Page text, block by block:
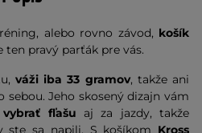
alebo rovno závod, košík
ten pravý parťák pre vás.
váži iba 33 gramov, takže ani
sebou. Jeho skosený dizajn vám
fľašu aj za jazdy, takže
ste sa napili. S košíkom Kross